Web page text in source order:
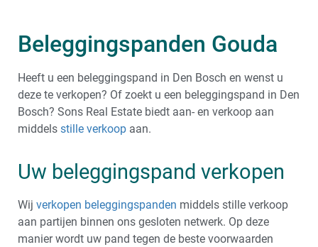
Beleggingspanden Gouda
Heeft u een beleggingspand in Den Bosch en wenst u
deze te verkopen? Of zoekt u een beleggingspand in Den
Bosch? Sons Real Estate biedt aan- en verkoop aan
middels stille verkoop aan.
Uw beleggingspand verkopen
Wij verkopen beleggingspanden middels stille verkoop
aan partijen binnen ons gesloten netwerk. Op deze
manier wordt uw pand tegen de beste voorwaarden